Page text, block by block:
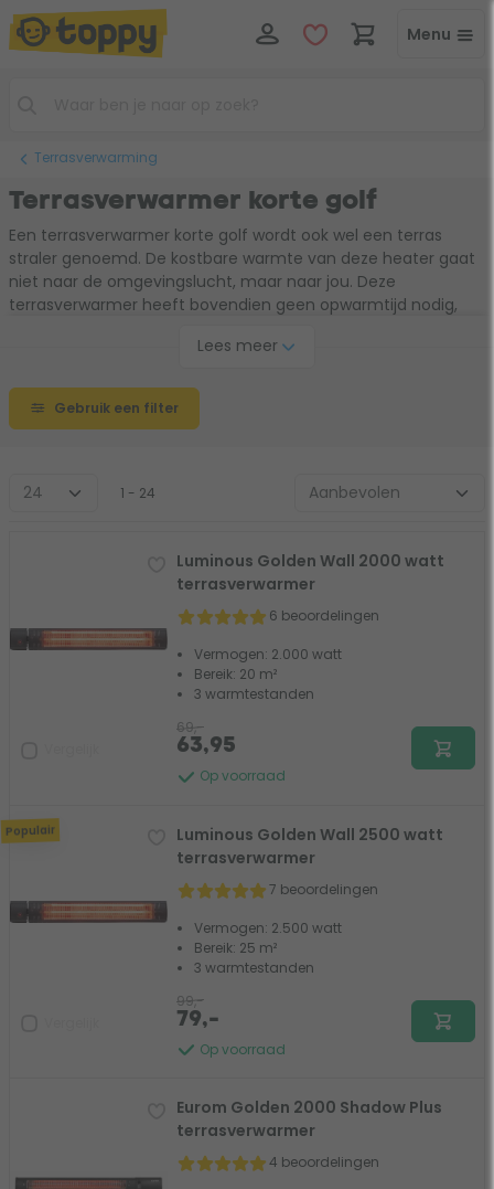
Menu
Terrasverwarming
Terrasverwarmer korte golf
Een terrasverwarmer korte golf wordt ook wel een terras
straler genoemd. De kostbare warmte van deze heater gaat
niet naar de omgevingslucht, maar naar jou. Deze
terrasverwarmer heeft bovendien geen opwarmtijd nodig,
Dat is beter voor het milieu, maar ook voor je portemonnee.
terrasverwarmer wordt jouw beste vriend tijdens de koude
dagen.
Lees meer
Gebruik een filter
1 - 24
Luminous Golden Wall 2000 watt
terrasverwarmer
6 beoordelingen
Vermogen: 2.000 watt
Bereik: 20 m²
3 warmtestanden
Op voorraad
69,-
63,95
Populair
Luminous Golden Wall 2500 watt
terrasverwarmer
7 beoordelingen
Vermogen: 2.500 watt
Bereik: 25 m²
3 warmtestanden
Op voorraad
99,-
79,-
Eurom Golden 2000 Shadow Plus
terrasverwarmer
4 beoordelingen